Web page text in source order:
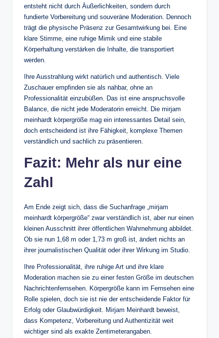
entsteht nicht durch Äußerlichkeiten, sondern durch
fundierte Vorbereitung und souveräne Moderation. Dennoch
trägt die physische Präsenz zur Gesamtwirkung bei. Eine
klare Stimme, eine ruhige Mimik und eine stabile
Körperhaltung verstärken die Inhalte, die transportiert
werden.
Ihre Ausstrahlung wirkt natürlich und authentisch. Viele
Zuschauer empfinden sie als nahbar, ohne an
Professionalität einzubüßen. Das ist eine anspruchsvolle
Balance, die nicht jede Moderatorin erreicht. Die mirjam
meinhardt körpergröße mag ein interessantes Detail sein,
doch entscheidend ist ihre Fähigkeit, komplexe Themen
verständlich und sachlich zu präsentieren.
Fazit: Mehr als nur eine
Zahl
Am Ende zeigt sich, dass die Suchanfrage „mirjam
meinhardt körpergröße“ zwar verständlich ist, aber nur einen
kleinen Ausschnitt ihrer öffentlichen Wahrnehmung abbildet.
Ob sie nun 1,68 m oder 1,73 m groß ist, ändert nichts an
ihrer journalistischen Qualität oder ihrer Wirkung im Studio.
Ihre Professionalität, ihre ruhige Art und ihre klare
Moderation machen sie zu einer festen Größe im deutschen
Nachrichtenfernsehen. Körpergröße kann im Fernsehen eine
Rolle spielen, doch sie ist nie der entscheidende Faktor für
Erfolg oder Glaubwürdigkeit. Mirjam Meinhardt beweist,
dass Kompetenz, Vorbereitung und Authentizität weit
wichtiger sind als exakte Zentimeterangaben.